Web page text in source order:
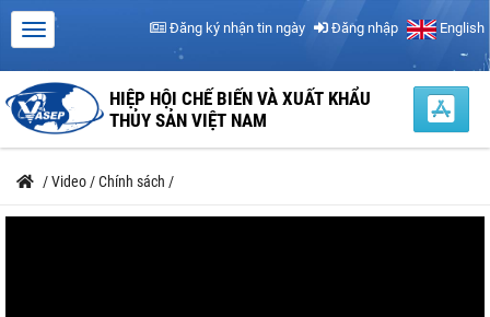
Đăng ký nhận tin ngày Đăng nhập English
HIỆP HỘI CHẾ BIẾN VÀ XUẤT KHẨU
THỦY SẢN VIỆT NAM
/Video /Chính sách /